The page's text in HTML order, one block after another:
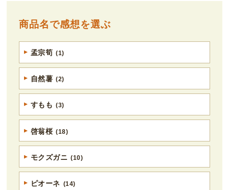
商品名で感想を選ぶ
孟宗筍 (1)
自然薯 (2)
すもも (3)
啓翁桜 (18)
モクズガニ (10)
ピオーネ (14)